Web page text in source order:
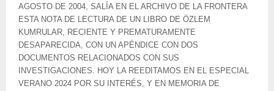
AGOSTO DE 2004, SALÍA EN EL ARCHIVO DE LA FRONTERA
ESTA NOTA DE LECTURA DE UN LIBRO DE ÖZLEM
KUMRULAR, RECIENTE Y PREMATURAMENTE
DESAPARECIDA, CON UN APÉNDICE CON DOS
DOCUMENTOS RELACIONADOS CON SUS
INVESTIGACIONES. HOY LA REEDITAMOS EN EL ESPECIAL
VERANO 2024 POR SU INTERÉS, Y EN MEMORIA DE